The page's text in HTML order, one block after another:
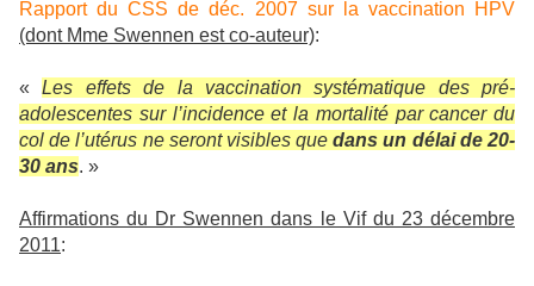
Rapport du CSS de déc. 2007 sur la vaccination HPV
(dont Mme Swennen est co-auteur):
«Les effets de la vaccination systématique des pré-
adolescentes sur l’incidence et la mortalité par cancer du
col de l’utérus ne seront visibles quedans un délai de 20-
30 ans. »
Affirmations du Dr Swennen dans le Vif du 23 décembre
2011: